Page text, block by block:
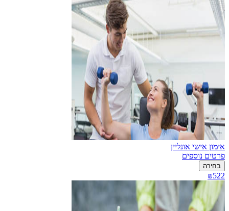
אימון אישי אונליין
פרטים נוספים
בחירה
₪522